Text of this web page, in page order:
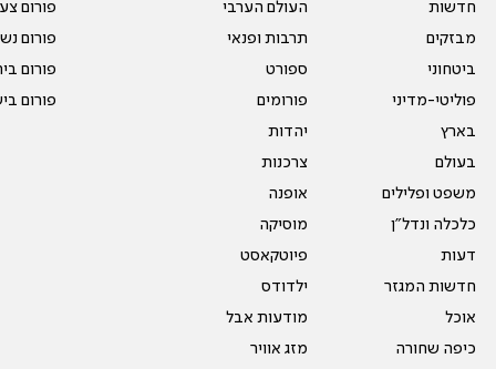
חדשות
מבזקים
ביטחוני
פוליטי-מדיני
בארץ
בעולם
משפט ופלילים
כלכלה ונדל"ן
דעות
חדשות המגזר
אוכל
כיפה שחורה
העולם הערבי
תרבות ופנאי
ספורט
פורומים
יהדות
צרכנות
אופנה
מוסיקה
פיוטקאסט
ילדודס
מודעות אבל
מזג אוויר
פורום
פורום
פורום
פורום